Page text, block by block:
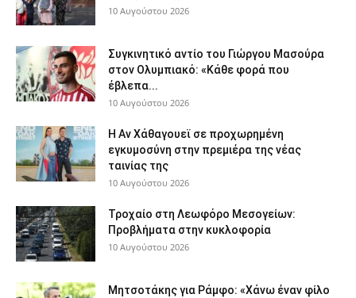
10 Αυγούστου 2026
Συγκινητικό αντίο του Γιώργου Μασούρα
στον Ολυμπιακό: «Κάθε φορά που
έβλεπα...
10 Αυγούστου 2026
Η Αν Χάθαγουεϊ σε προχωρημένη
εγκυμοσύνη στην πρεμιέρα της νέας
ταινίας της
10 Αυγούστου 2026
Τροχαίο στη Λεωφόρο Μεσογείων:
Προβλήματα στην κυκλοφορία
10 Αυγούστου 2026
Μητσοτάκης για Ράμφο: «Χάνω έναν φίλο